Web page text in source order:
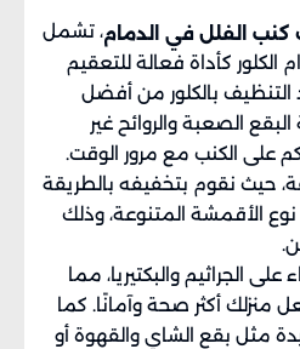
الفلل في الدمام، تشمل
كأداة فعالة للتعقيم
بالكلور من أفضل
الصعبة والروائح غير
على الكنب مع مرور الوقت.
حيث نقوم بتخفيفه بالطريقة
الأقمشة المتنوعة، وذلك
الجراثيم والبكتيريا، مما
منزلك أكثر صحة وآمانًا. كما
مثل بقع الشاي والقهوة أو